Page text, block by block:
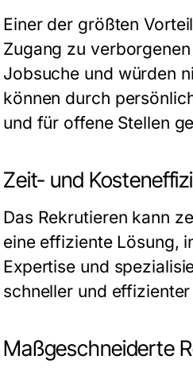
Einer der größten
Zugang zu
Jobsuche und würden
können durch
und für offene Stellen
Zeit- und
Das Rekrutieren kann
eine effiziente Lösung,
Expertise und
schneller und
Maßgeschneiderte